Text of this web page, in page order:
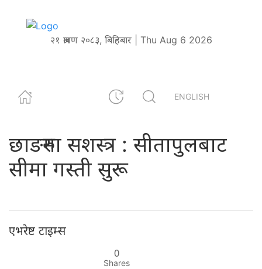
२१ श्रावण २०८३, बिहिबार | Thu Aug 6 2026
ENGLISH
छाङरुमा सशस्त्र : सीतापुलबाट
सीमा गस्ती सुरू
एभरेष्ट टाइम्स
0
Shares